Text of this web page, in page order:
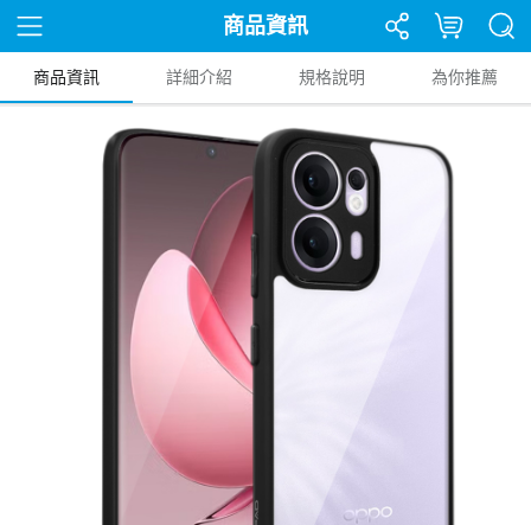
商品資訊
商品資訊 詳細介紹 規格說明 為你推薦